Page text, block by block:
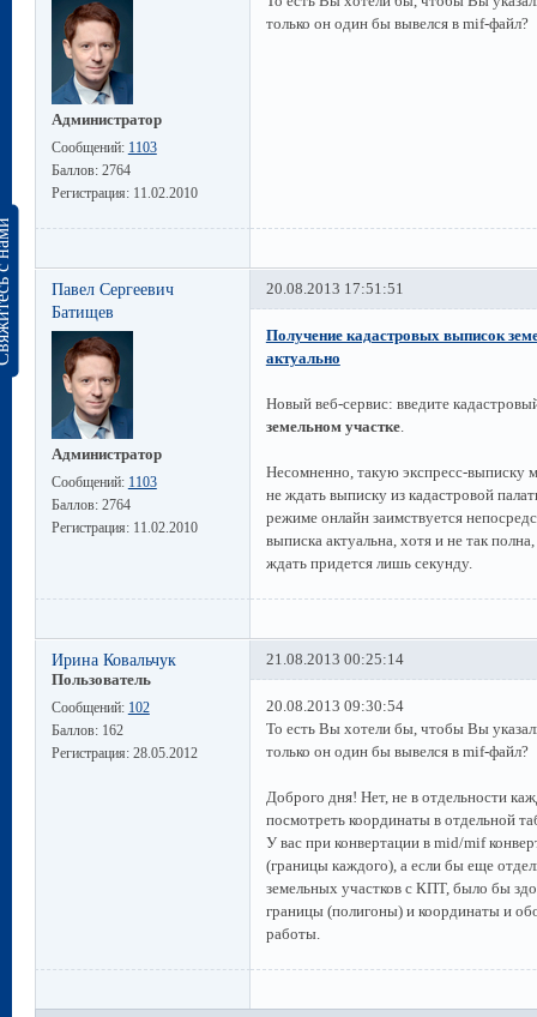
нами
Администратор
Сообщений: 1103
Баллов: 2764
Регистрация: 11.02.2010
только он один бы вывелся в mif-файл?
Павел Сергеевич
Батищев
Администратор
Сообщений: 1103
Баллов: 2764
Регистрация: 11.02.2010
20.08.2013 17:51:51
Получение кадастровых выписок
актуально
Новый веб-сервис: введите
земельном участке.
Несомненно, такую экспресс-выписку
не ждать выписку из кадастровой
режиме онлайн заимствуется
выписка актуальна, хотя и не так
ждать придется лишь секунду.
Ирина Ковальчук
Пользователь
Сообщений: 102
Баллов: 162
Регистрация: 28.05.2012
21.08.2013 00:25:14
20.08.2013 09:30:54
То есть Вы хотели бы, чтобы Вы
только он один бы вывелся в mif-файл?
Доброго дня! Нет, не в отдельности
посмотреть координаты в отдельной
У вас при конвертации в mid/mif
(границы каждого), а если бы еще
земельных участков с КПТ, было бы
границы (полигоны) и координаты и
работы.